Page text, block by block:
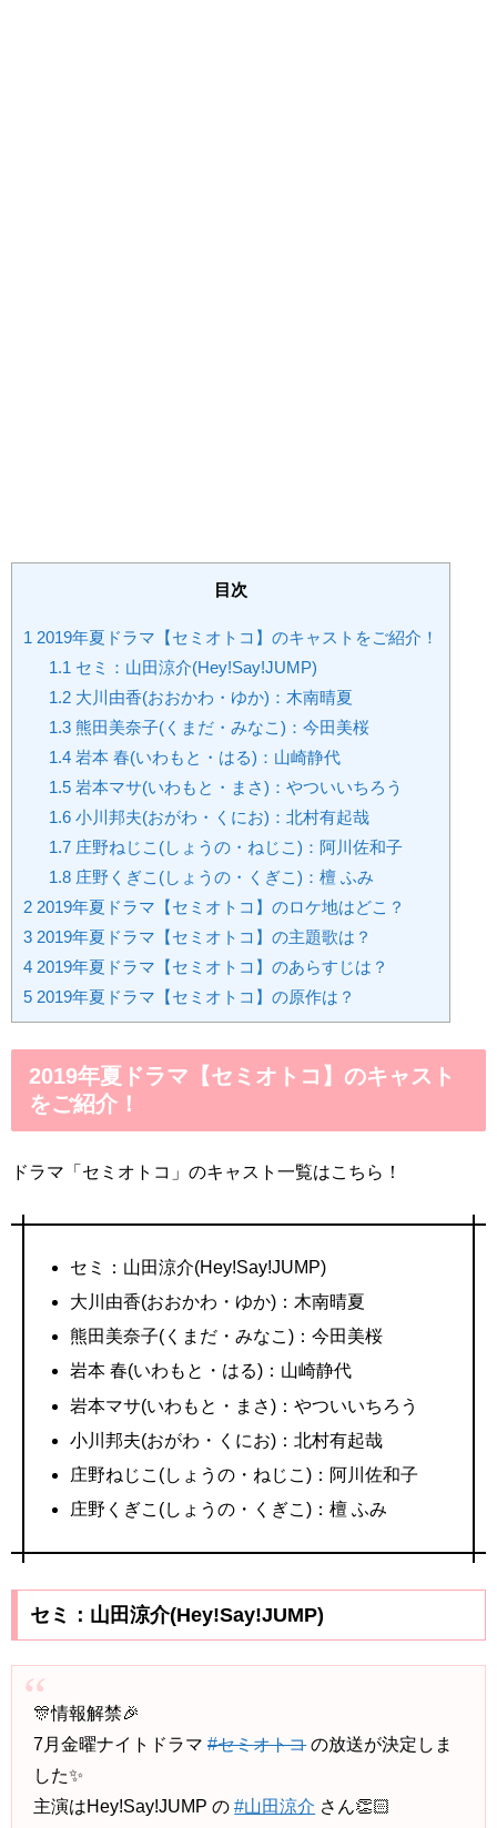
目次
1 2019年夏ドラマ【セミオトコ】のキャストをご紹介！
1.1 セミ：山田涼介(Hey!Say!JUMP)
1.2大川由香(おおかわ・ゆか)：木南晴夏
1.3熊田美奈子(くまだ・みなこ)：今田美桜
1.4岩本 春(いわもと・はる)：山崎静代
1.5岩本マサ(いわもと・まさ)：やついいちろう
1.6小川邦夫(おがわ・くにお)：北村有起哉
1.7庄野ねじこ(しょうの・ねじこ)：阿川佐和子
1.8庄野くぎこ(しょうの・くぎこ)：檀 ふみ
2 2019年夏ドラマ【セミオトコ】のロケ地はどこ？
3 2019年夏ドラマ【セミオトコ】の主題歌は？
4 2019年夏ドラマ【セミオトコ】のあらすじは？
5 2019年夏ドラマ【セミオトコ】の原作は？
2019年夏ドラマ【セミオトコ】のキャスト
をご紹介！
ドラマ「セミオトコ」のキャスト一覧はこちら！
セミ：山田涼介(Hey!Say!JUMP)
大川由香(おおかわ・ゆか)：木南晴夏
熊田美奈子(くまだ・みなこ)：今田美桜
岩本 春(いわもと・はる)：山崎静代
岩本マサ(いわもと・まさ)：やついいちろう
小川邦夫(おがわ・くにお)：北村有起哉
庄野ねじこ(しょうの・ねじこ)：阿川佐和子
庄野くぎこ(しょうの・くぎこ)：檀 ふみ
セミ：山田涼介(Hey!Say!JUMP)
🎊情報解禁🎉
7月金曜ナイトドラマ#セミオトコの放送が決定しま
した✨
主演はHey!Say!JUMP の#山田涼介 さん👏🏻